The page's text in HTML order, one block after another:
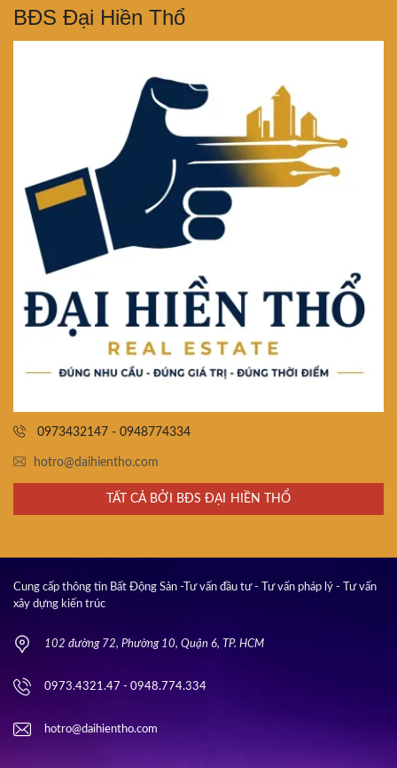
BĐS Đại Hiền Thổ
0973432147 - 0948774334
hotro@daihientho.com
TẤT CẢ BỞI BĐS ĐẠI HIỀN THỔ
Cung cấp thông tin Bất Động Sản -Tư vấn đầu tư - Tư vấn pháp lý - Tư vấn
xây dựng kiến trúc
102 đường 72, Phường 10, Quận 6, TP. HCM
0973.4321.47 - 0948.774.334
hotro@daihientho.com